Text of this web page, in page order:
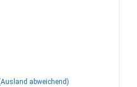
abweichend)